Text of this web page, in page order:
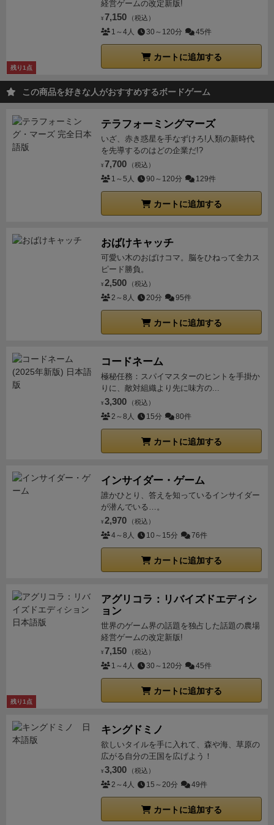
残り1点
経営ゲームの改定新版!
¥ 7,150 （税込）
1～4人 30～120分 45件
カートに追加する
この商品を好きな人がおすすめするボードゲーム
テラフォーミングマーズ
いざ、赤き惑星を手なずけろ!人類の新時代
を先導するのはどの企業だ!?
¥ 7,700 （税込）
1～5人 90～120分 129件
カートに追加する
おばけキャッチ
可愛い木のおばけコマ。脳をひねって全力ス
ピード勝負。
¥ 2,500 （税込）
2～8人 20分 95件
カートに追加する
コードネーム
極秘任務：スパイマスターのヒントを手掛か
りに、敵対組織より先に味方の...
¥ 3,300 （税込）
2～8人 15分 80件
カートに追加する
インサイダー・ゲーム
誰かひとり、答えを知っているインサイダー
が潜んでいる…。
¥ 2,970 （税込）
4～8人 10～15分 76件
カートに追加する
残り1点
アグリコラ：リバイズドエディシ
ョン
世界のゲーム界の話題を独占した話題の農場
経営ゲームの改定新版!
¥ 7,150 （税込）
1～4人 30～120分 45件
カートに追加する
キングドミノ
欲しいタイルを手に入れて、森や海、草原の
広がる自分の王国を広げよう！
¥ 3,300 （税込）
2～4人 15～20分 49件
カートに追加する